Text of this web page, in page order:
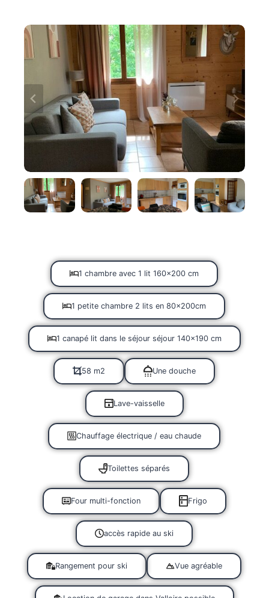
1 chambre avec 1 lit 160×200 cm
1 petite chambre 2 lits en 80x200cm
1 canapé lit dans le séjour séjour 140×190 cm
58 m2 Une douche
Lave-vaisselle
Chauffage électrique / eau chaude
Toilettes séparés
Four multi-fonction Frigo
accès rapide au ski
Rangement pour ski Vue agréable